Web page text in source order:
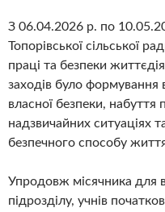
З 06.04.2026 р. по
Топорівської сільської
праці та безпеки
заходів було формування
власної безпеки, набуття
надзвичайних ситуаціях
безпечного способу
Упродовж місячника для
підрозділу, учнів